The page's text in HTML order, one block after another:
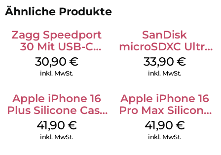
Ähnliche Produkte
Zagg Speedport
30 Mit USB-C
Kabel Weiß
30,90 €
inkl. MwSt.
SanDisk
microSDXC Ultra
128 GB + Adapter
Mobile
33,90 €
inkl. MwSt.
Apple iPhone 16
Plus Silicone Case
MagSafe Stone
Gray
41,90 €
inkl. MwSt.
Apple iPhone 16
Pro Max Silicone
Case MagSafe
Ultramarine
41,90 €
inkl. MwSt.